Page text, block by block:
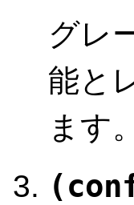
グレ
能と
ます。